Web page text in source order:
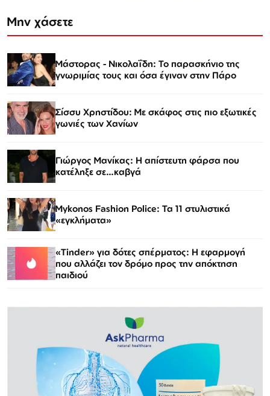
Μην χάσετε
Μάστορας - Νικολαΐδη: Το παρασκήνιο της
γνωριμίας τους και όσα έγιναν στην Πάρο
Σίσσυ Χρηστίδου: Με σκάφος στις πιο εξωτικές
γωνιές των Χανίων
Γιώργος Μανίκας: Η απίστευτη φάρσα που
κατέληξε σε…καβγά
Mykonos Fashion Police: Τα 11 στυλιστικά
«εγκλήματα»
«Tinder» για δότες σπέρματος: Η εφαρμογή
που αλλάζει τον δρόμο προς την απόκτηση
παιδιού